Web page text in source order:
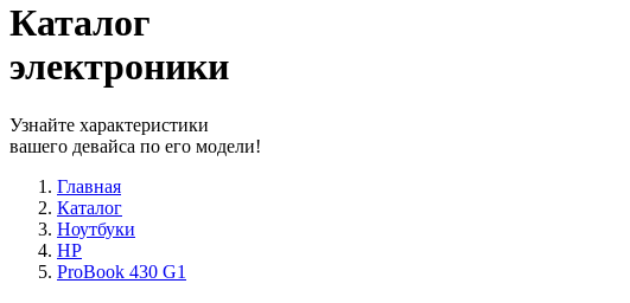
Каталог
электроники
Узнайте характеристики
вашего девайса по его модели!
Главная
Каталог
Ноутбуки
HP
ProBook 430 G1